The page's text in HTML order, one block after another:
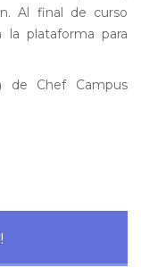
Al final de curso
la plataforma para
de Chef Campus